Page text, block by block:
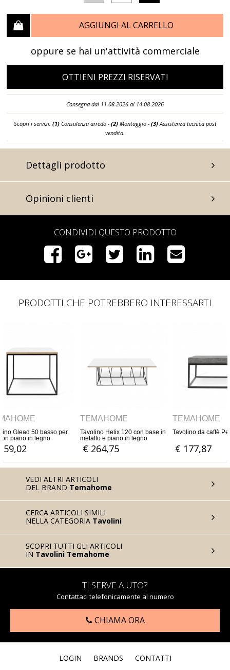
AGGIUNGI AL CARRELLO
oppure se hai un'attività commerciale
OTTIENI PREZZI RISERVATI
Consegna dal 11-08-2026 al 14-08-2026
Scopri i servizi: (1)Consulenza arredo - (2)Montaggio - (3)Assistenza tecnica post
vendita.
Dettagli prodotto
Opinioni clienti
CONDIVIDI QUESTO PRODOTTO
PRODOTTI CHE POTREBBERO INTERESSARTI
TEMAHOME
Tavolino Helix 120 con base in
metallo e piano in legno
€ 264,75
TEMAHOME
Tavolino da caffè Petra 75
€ 177,87
Tavolino Slate
90x90x30H cm
€ 243,44
VEDI ALTRI ARTICOLI
DEL BRAND Temahome
CERCA ARTICOLI SIMILI
NELLA CATEGORIA Tavolini
SCOPRI TUTTI GLI ARTICOLI
IN Tavolini Temahome
TI SERVE AIUTO?
Contattaci telefonicamente al numero
CHIAMA ORA
LOGIN BRANDS CONTATTI